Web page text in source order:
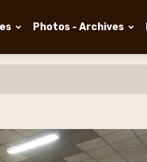
Photos - Archives